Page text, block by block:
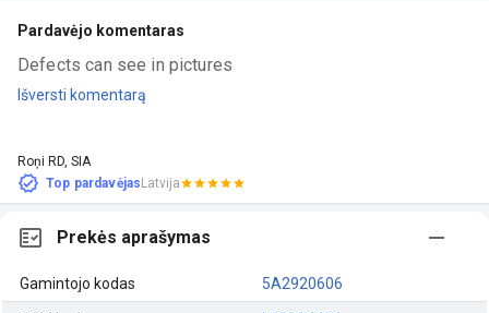
Pardavėjo komentaras
Defects can see in pictures
Išversti komentarą
Roņi RD, SIA
Top pardavėjasLatvija
Prekės aprašymas
Gamintojo kodas 5A2920606